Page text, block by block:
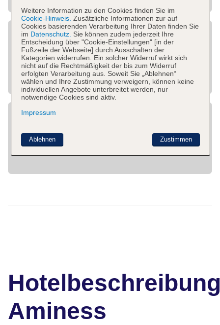
Aminess
Weitere Information zu den Cookies finden Sie im
Cookie-Hinweis. Zusätzliche Informationen zur auf
Cookies basierenden Verarbeitung Ihrer Daten finden Sie
im Datenschutz. Sie können zudem jederzeit Ihre
Entscheidung über "Cookie-Einstellungen" [in der
Fußzeile der Webseite] durch Ausschalten der
Kategorien widerrufen. Ein solcher Widerruf wirkt sich
nicht auf die Rechtmäßigkeit der bis zum Widerruf
erfolgten Verarbeitung aus. Soweit Sie „Ablehnen“
wählen und Ihre Zustimmung verweigern, können keine
individuellen Angebote unterbreitet werden, nur
notwendige Cookies sind aktiv.
Impressum
Zustimmen
Ablehnen